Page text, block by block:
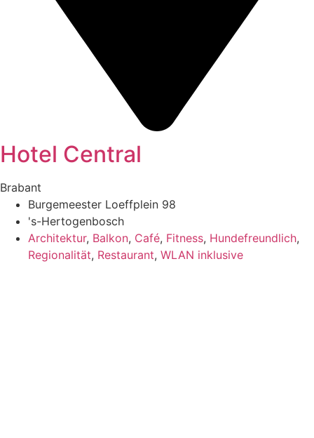
Hotel Central
Brabant
Burgemeester Loeffplein 98
's-Hertogenbosch
Architektur, Balkon, Café, Fitness, Hundefreundlich,
Regionalität, Restaurant, WLAN inklusive